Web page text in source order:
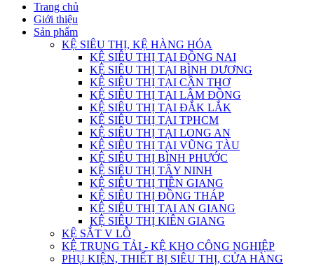
Trang chủ
Giới thiệu
Sản phẩm
KỆ SIÊU THỊ, KỆ HÀNG HÓA
KỆ SIÊU THỊ TẠI ĐỒNG NAI
KỆ SIÊU THỊ TẠI BÌNH DƯƠNG
KỆ SIÊU THỊ TẠI CẦN THƠ
KỆ SIÊU THỊ TẠI LÂM ĐỒNG
KỆ SIÊU THỊ TẠI ĐẮK LẮK
KỆ SIÊU THỊ TẠI TPHCM
KỆ SIÊU THỊ TẠI LONG AN
KỆ SIÊU THỊ TẠI VŨNG TÀU
KỆ SIÊU THỊ BÌNH PHƯỚC
KỆ SIÊU THỊ TÂY NINH
KỆ SIÊU THỊ TIỀN GIANG
KỆ SIÊU THỊ ĐỒNG THÁP
KỆ SIÊU THỊ TẠI AN GIANG
KỆ SIÊU THỊ KIÊN GIANG
KỆ SẮT V LỖ
KỆ TRUNG TẢI - KỆ KHO CÔNG NGHIỆP
PHỤ KIỆN, THIẾT BỊ SIÊU THỊ, CỬA HÀNG